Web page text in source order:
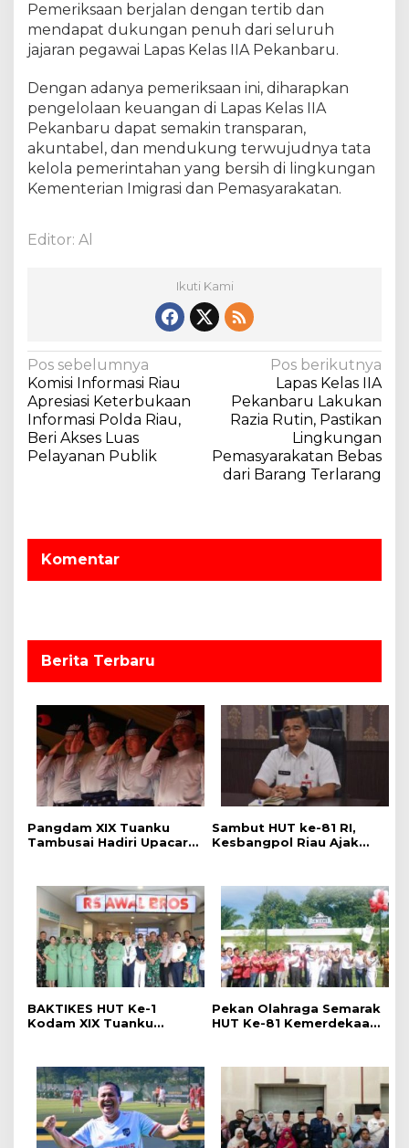
Pemeriksaan berjalan dengan tertib dan
mendapat dukungan penuh dari seluruh
jajaran pegawai Lapas Kelas IIA Pekanbaru.
Dengan adanya pemeriksaan ini, diharapkan
pengelolaan keuangan di Lapas Kelas IIA
Pekanbaru dapat semakin transparan,
akuntabel, dan mendukung terwujudnya tata
kelola pemerintahan yang bersih di lingkungan
Kementerian Imigrasi dan Pemasyarakatan.
Editor: Al
Ikuti Kami
N
a
v
i
i
p
Pos sebelumnya
Komisi Informasi Riau
Apresiasi Keterbukaan
Informasi Polda Riau,
Beri Akses Luas
Pelayanan Publik
Pos berikutnya
Lapas Kelas IIA
Pekanbaru Lakukan
Razia Rutin, Pastikan
Lingkungan
Pemasyarakatan Bebas
dari Barang Terlarang
Komentar
Berita Terbaru
Pangdam XIX Tuanku
Tambusai Hadiri Upacara
Sambut HUT ke-81 RI,
Kesbangpol Riau Ajak
BAKTIKES HUT Ke-1
Kodam XIX Tuanku
Operasi Gratis
Pekan Olahraga Semarak
HUT Ke-81 Kemerdekaan
Pegawai